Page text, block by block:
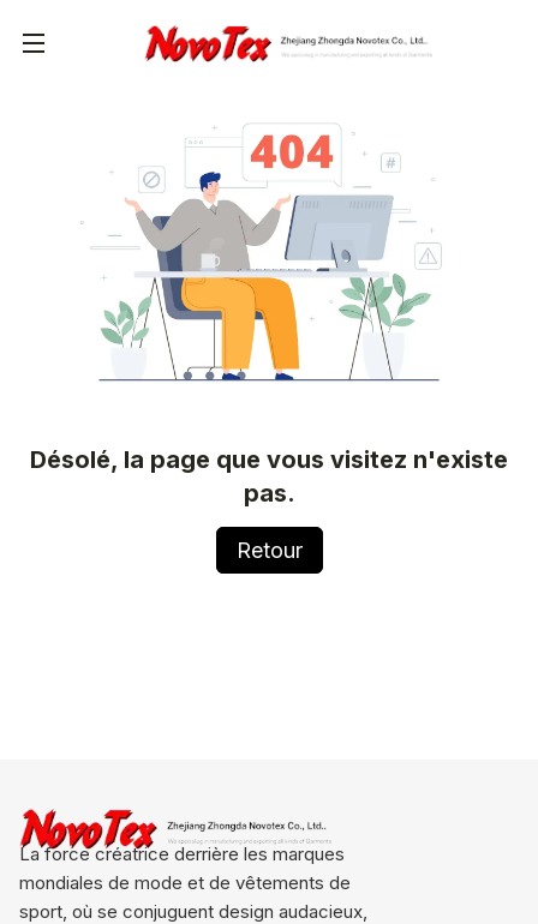
Désolé, la page que vous visitez n'existe
pas.
Retour
La force créatrice derrière les marques
mondiales de mode et de vêtements de
sport, où se conjuguent design audacieux,